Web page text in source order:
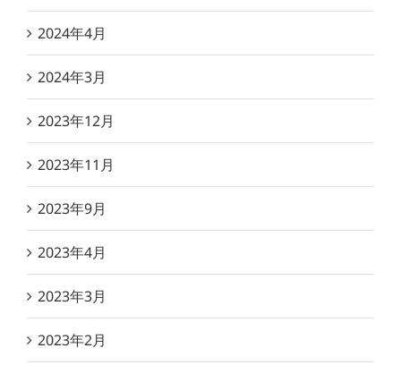
2024年4月
2024年3月
2023年12月
2023年11月
2023年9月
2023年4月
2023年3月
2023年2月